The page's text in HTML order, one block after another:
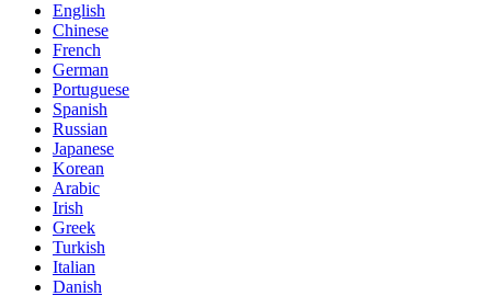
English
Chinese
French
German
Portuguese
Spanish
Russian
Japanese
Korean
Arabic
Irish
Greek
Turkish
Italian
Danish